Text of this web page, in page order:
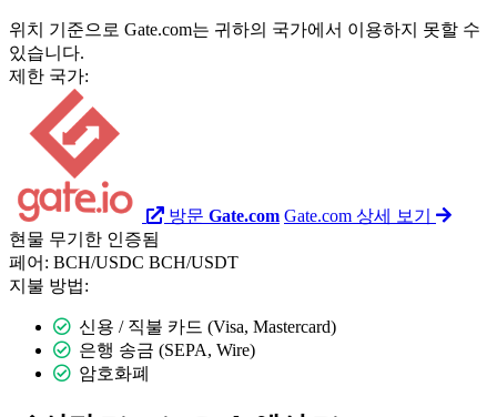
위치 기준으로 Gate.com는 귀하의 국가에서 이용하지 못할 수
있습니다.
제한 국가:
방문 Gate.com Gate.com 상세 보기
현물 무기한 인증됨
페어: BCH/USDC BCH/USDT
지불 방법:
신용 / 직불 카드 (Visa, Mastercard)
은행 송금 (SEPA, Wire)
암호화폐